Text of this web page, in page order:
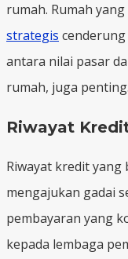
rumah. Rumah
strategis
antara nilai pasar
rumah, juga penting.
Riwayat
Riwayat kredit yang
mengajukan gadai
pembayaran yang
kepada lembaga